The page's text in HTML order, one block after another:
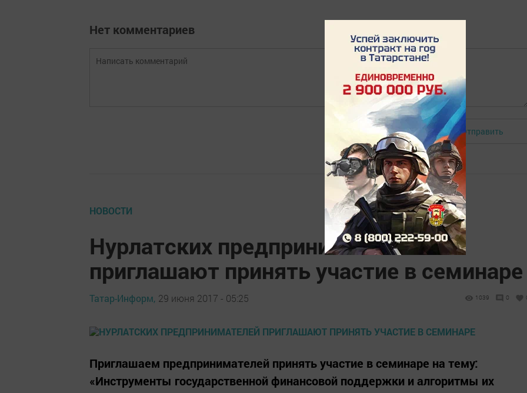
Нет комментариев
Авторизоваться Отправить
НОВОСТИ
Нурлатских предпринимателей
приглашают принять участие в семинаре
Татар-Информ, 29 июня 2017 - 05:25 1039 0
Приглашаем предпринимателей принять участие в семинаре на тему:
«Инструменты государственной финансовой поддержки и алгоритмы их